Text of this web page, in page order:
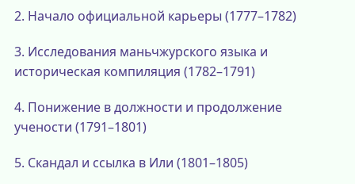
2. Начало официальной карьеры (1777–1782)
3. Исследования маньчжурского языка и
историческая компиляция (1782–1791)
4. Понижение в должности и продолжение
учености (1791–1801)
5. Скандал и ссылка в Или (1801–1805)